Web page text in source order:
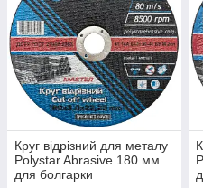
Круг відрізний для металу
Polystar Abrasive 180 мм
для болгарки